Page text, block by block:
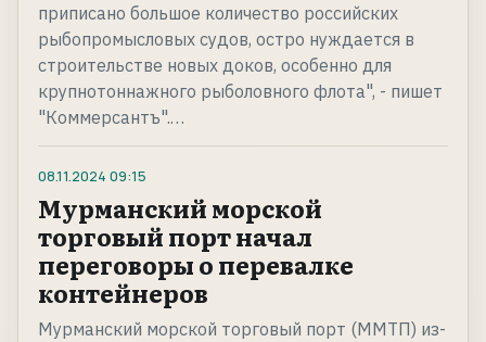
приписано большое количество российских
рыбопромысловых судов, остро нуждается в
строительстве новых доков, особенно для
крупнотоннажного рыболовного флота", - пишет
"Коммерсантъ".…
08.11.2024 09:15
Мурманский морской
торговый порт начал
переговоры о перевалке
контейнеров
Мурманский морской торговый порт (ММТП) из-